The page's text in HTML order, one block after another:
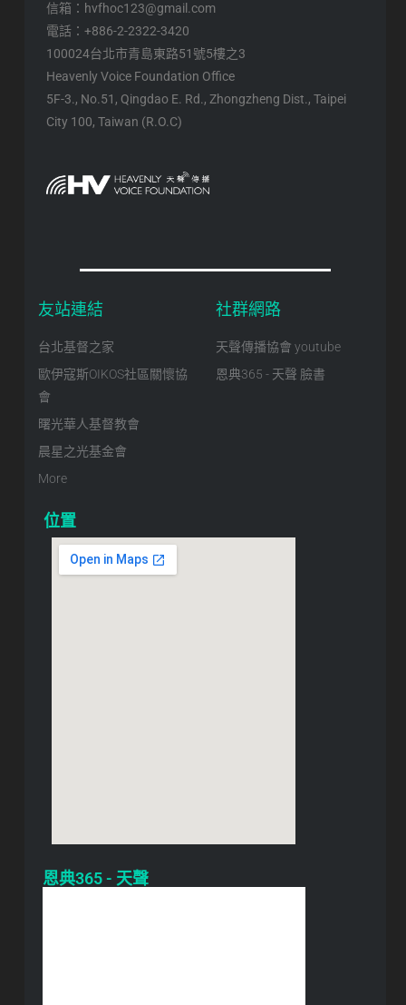
信箱：hvfhoc123@gmail.com
電話：+886-2-2322-3420
100024台北市青島東路51號5樓之3
Heavenly Voice Foundation Office
5F-3., No.51, Qingdao E. Rd., Zhongzheng Dist., Taipei
City 100, Taiwan (R.O.C)
友站連結
台北基督之家
歐伊寇斯OIKOS社區關懷協
會
曙光華人基督教會
晨星之光基金會
More
社群網路
天聲傳播協會 youtube
恩典365 - 天聲 臉書
位置
恩典365 - 天聲